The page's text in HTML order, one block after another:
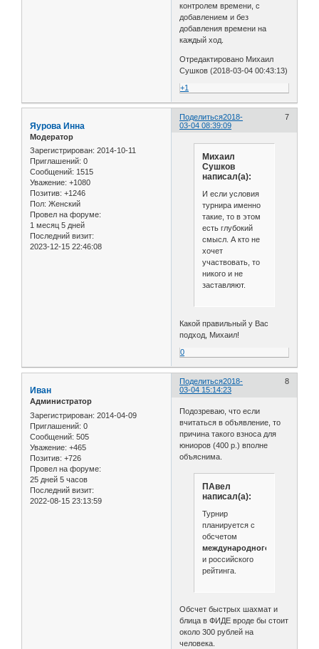
контролем времени, с
добавлением и без
добавления времени на
каждый ход.
Отредактировано Михаил
Сушков (2018-03-04 00:43:13)
+1
Поделиться 7
2018-
03-04 08:39:09
Яурова Инна
Модератор
Зарегистрирован: 2014-10-11
Приглашений: 0
Сообщений: 1515
Уважение: +1080
Позитив: +1246
Пол: Женский
Провел на форуме:
1 месяц 5 дней
Последний визит:
2023-12-15 22:46:08
Михаил
Сушков
написал(а):
И если условия
турнира именно
такие, то в этом
есть глубокий
смысл. А кто не
хочет
участвовать, то
никого и не
заставляют.
Какой правильный у Вас
подход, Михаил!
0
Поделиться 8
2018-
03-04 15:14:23
Иван
Администратор
Зарегистрирован: 2014-04-09
Приглашений: 0
Сообщений: 505
Уважение: +465
Позитив: +726
Провел на форуме:
25 дней 5 часов
Последний визит:
2022-08-15 23:13:59
Подозреваю, что если
вчитаться в объявление, то
причина такого взноса для
юниоров (400 р.) вполне
объяснима.
ПАвел
написал(а):
Турнир
планируется с
обсчетом
международного
и российского
рейтинга.
Обсчет быстрых шахмат и
блица в ФИДЕ вроде бы стоит
около 300 рублей на
человека.